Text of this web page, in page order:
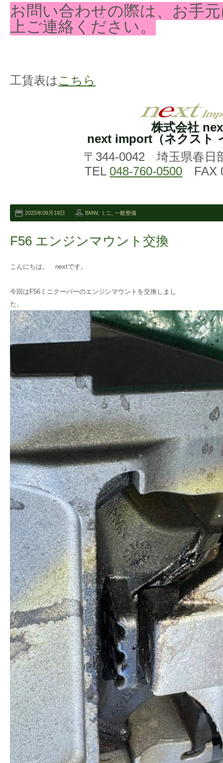
お問い合わせの際は、お手
上ご連絡ください。
工賃表は こちら
株式会社
next import（ネクスト
〒344-0042 埼玉県春日
TEL 048-760-0500 FAX
2025年09月18日 BMW, ミニ 一般整備
F56 エンジンマウント交換
こんにちは。 nextです。
今回はF56ミニクーパーのエンジンマウントを交換しまし
た